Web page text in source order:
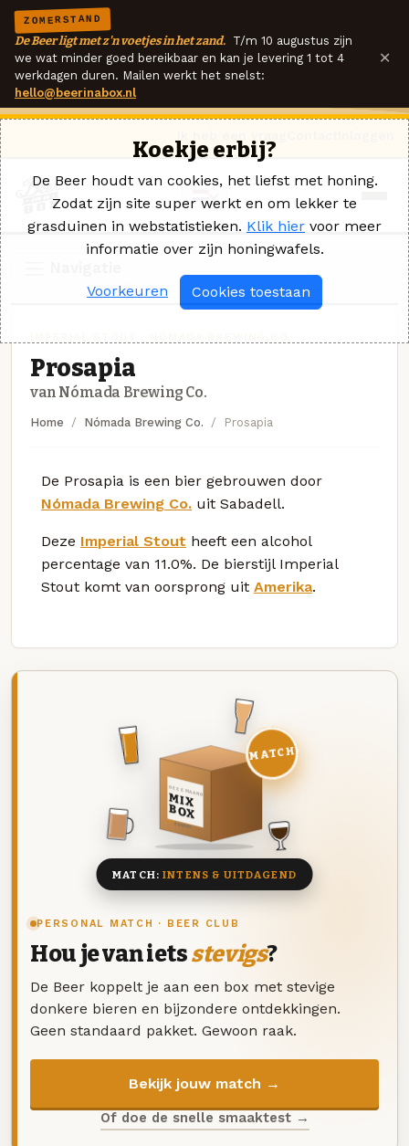
ZOMERSTAND
De Beer ligt met z'n voetjes in het zand. T/m 10 augustus zijn
we wat minder goed bereikbaar en kan je levering 1 tot 4
werkdagen duren. Mailen werkt het snelst:
hello@beerinabox.nl
×
Prosapia
van Nómada Brewing Co.
Home Nómada Brewing Co. Prosapia
De Prosapia is een bier gebrouwen door
Nómada Brewing Co. uit Sabadell.
Deze Imperial Stout heeft een alcohol
percentage van 11.0%. De bierstijl Imperial
Stout komt van oorsprong uit Amerika.
PERSONAL MATCH · BEER CLUB
Hou je van ietsstevigs?
De Beer koppelt je aan een box met stevige
donkere bieren en bijzondere ontdekkingen.
Geen standaard pakket. Gewoon raak.
Bekijk jouw match →
Of doe de snelle smaaktest →
DEZE MAAND
MIX
BOX
8 BIEREN
MATCH
MATCH:INTENS & UITDAGEND
Koekje erbij?
De Beer houdt van cookies, het liefst met honing.
Zodat zijn site super werkt en om lekker te
grasduinen in webstatistieken. Klik hier voor meer
informatie over zijn honingwafels.
Voorkeuren Cookies toestaan